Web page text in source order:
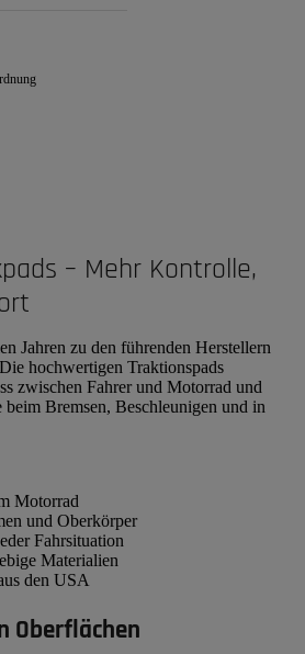
– Mehr Kontrolle,
Jahren zu den führenden Herstellern
hochwertigen Traktionspads
zwischen Fahrer und Motorrad und
Bremsen, Beschleunigen und in
Motorrad
und Oberkörper
Fahrsituation
Materialien
den USA
Oberflächen